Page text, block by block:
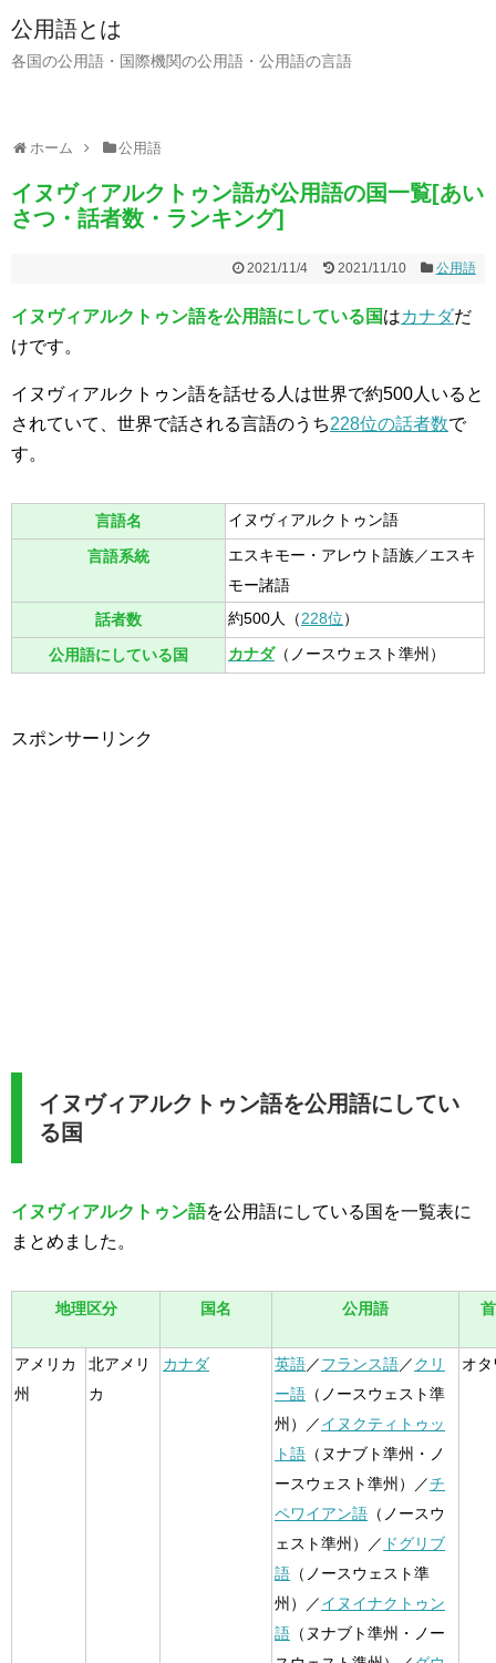
公用語とは
各国の公用語・国際機関の公用語・公用語の言語
ホーム 公用語
イヌヴィアルクトゥン語が公用語の国一覧[あい
さつ・話者数・ランキング]
2021/11/4 2021/11/10 公用語
イヌヴィアルクトゥン語を公用語にしている国はカナダだ
けです。
イヌヴィアルクトゥン語を話せる人は世界で約500人いると
されていて、世界で話される言語のうち228位の話者数で
す。
言語名 イヌヴィアルクトゥン語
言語系統
エスキモー・アレウト語族／エスキ
モー諸語
話者数 約500人（228位）
公用語にしている国 カナダ（ノースウェスト準州）
スポンサーリンク
イヌヴィアルクトゥン語を公用語にしてい
る国
イヌヴィアルクトゥン語を公用語にしている国を一覧表に
まとめました。
地理区分 国名 公用語
アメリカ
州
北アメリ
カ
カナダ 英語／フランス語／クリ
ー語 （ノースウェスト準
州）／イヌクティトゥッ
ト語 （ヌナブト準州・ノ
ースウェスト準州）／チ
ペワイアン語 （ノースウ
ェスト準州）／ ドグリブ
語 （ノースウェスト準
州）／イヌイナクトゥン
語 （ヌナブト準州・ノー
オタ